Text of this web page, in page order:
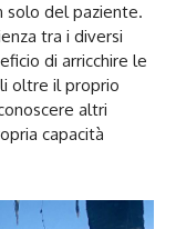
solo del paziente.
tra i diversi
di arricchire le
oltre il proprio
altri
capacità